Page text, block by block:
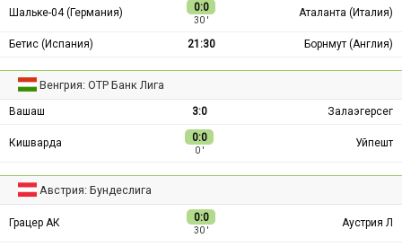
Шальке-04 (Германия) 0:0
30 ′
Аталанта (Италия)
Бетис (Испания) 21:30 Борнмут (Англия)
Венгрия: ОТР Банк Лига
Вашаш 3:0 Залаэгерсег
Кишварда 0:0
0 ′
Уйпешт
Австрия: Бундеслига
Грацер АК 0:0
30 ′
Аустрия Л